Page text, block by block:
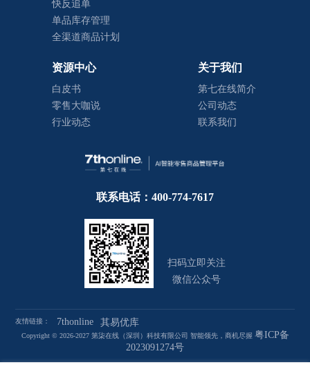
快反追单
单品库存管理
全渠道商品计划
资源中心
白皮书
零售大咖说
行业动态
关于我们
第七在线简介
公司动态
联系我们
联系电话：400-774-7617
扫码立即关注
微信公众号
友情链接： 7thonline 其易优库
Copyright © 2026-2027 第柒在线（深圳）科技有限公司 智能领先，商机尽握 粤ICP备
2023091274号